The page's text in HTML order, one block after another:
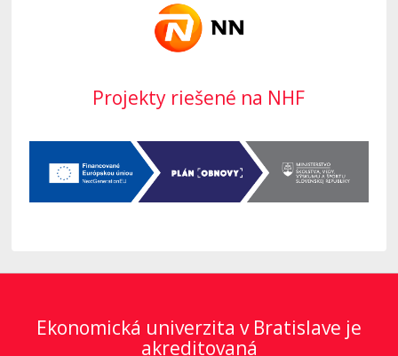
Projekty riešené na NHF
Ekonomická univerzita v Bratislave je
akreditovaná